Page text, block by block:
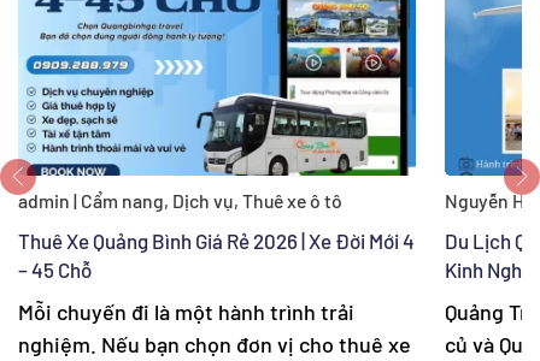
admin | Cẩm nang, Dịch vụ, Thuê xe ô tô
Thuê Xe Quảng Bình Giá Rẻ 2026 | Xe Đời Mới 4
– 45 Chỗ
Mỗi chuyến đi là một hành trình trải
nghiệm. Nếu bạn chọn đơn vị cho thuê xe
Nguyễn
Du Lịch
Kinh
Quảng
củ và